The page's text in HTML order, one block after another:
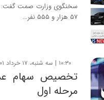
۵۷ هزار و ۵۵۵ نفر…
۱۰:۳۰ | سه شنبه، ۱۷ خرداد ۱۴۰۱
مرحله اول